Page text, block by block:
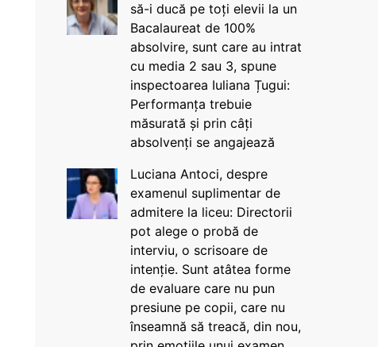
să-i ducă pe toți elevii la un
Bacalaureat de 100%
absolvire, sunt care au intrat
cu media 2 sau 3, spune
inspectoarea Iuliana Țugui:
Performanța trebuie
măsurată și prin câți
absolvenți se angajează
Luciana Antoci, despre
examenul suplimentar de
admitere la liceu: Directorii
pot alege o probă de
interviu, o scrisoare de
intenție. Sunt atâtea forme
de evaluare care nu pun
presiune pe copii, care nu
înseamnă să treacă, din nou,